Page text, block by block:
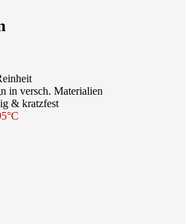
in versch. Materialien
& kratzfest